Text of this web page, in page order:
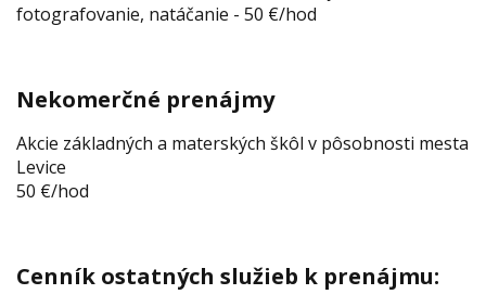
fotografovanie, natáčanie - 50 €/hod
Nekomerčné prenájmy
Akcie základných a materských škôl v pôsobnosti mesta
Levice
50 €/hod
Cenník ostatných služieb k prenájmu: